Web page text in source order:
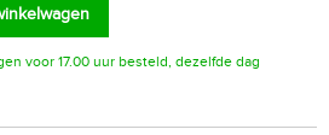
voor 17.00 uur besteld, dezelfde dag